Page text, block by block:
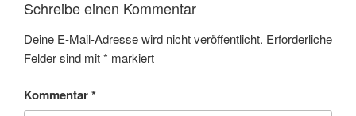
Schreibe einen Kommentar
Deine E-Mail-Adresse wird nicht veröffentlicht. Erforderliche
Felder sind mit* markiert
Kommentar*